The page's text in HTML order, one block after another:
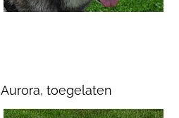
Aurora, toegelaten